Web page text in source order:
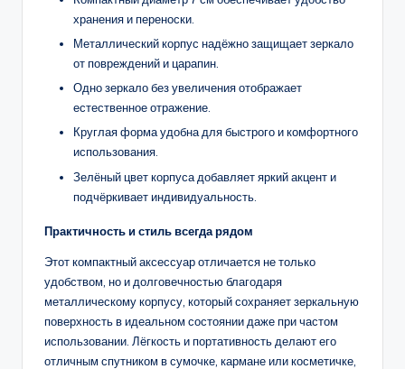
хранения и переноски.
Металлический корпус надёжно защищает зеркало
от повреждений и царапин.
Одно зеркало без увеличения отображает
естественное отражение.
Круглая форма удобна для быстрого и комфортного
использования.
Зелёный цвет корпуса добавляет яркий акцент и
подчёркивает индивидуальность.
Практичность и стиль всегда рядом
Этот компактный аксессуар отличается не только
удобством, но и долговечностью благодаря
металлическому корпусу, который сохраняет зеркальную
поверхность в идеальном состоянии даже при частом
использовании. Лёгкость и портативность делают его
отличным спутником в сумочке, кармане или косметичке,